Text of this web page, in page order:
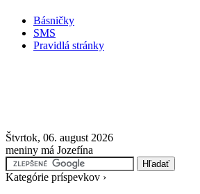
Básničky
SMS
Pravidlá stránky
Štvrtok, 06. august 2026
meniny má Jozefína
Kategórie príspevkov ›